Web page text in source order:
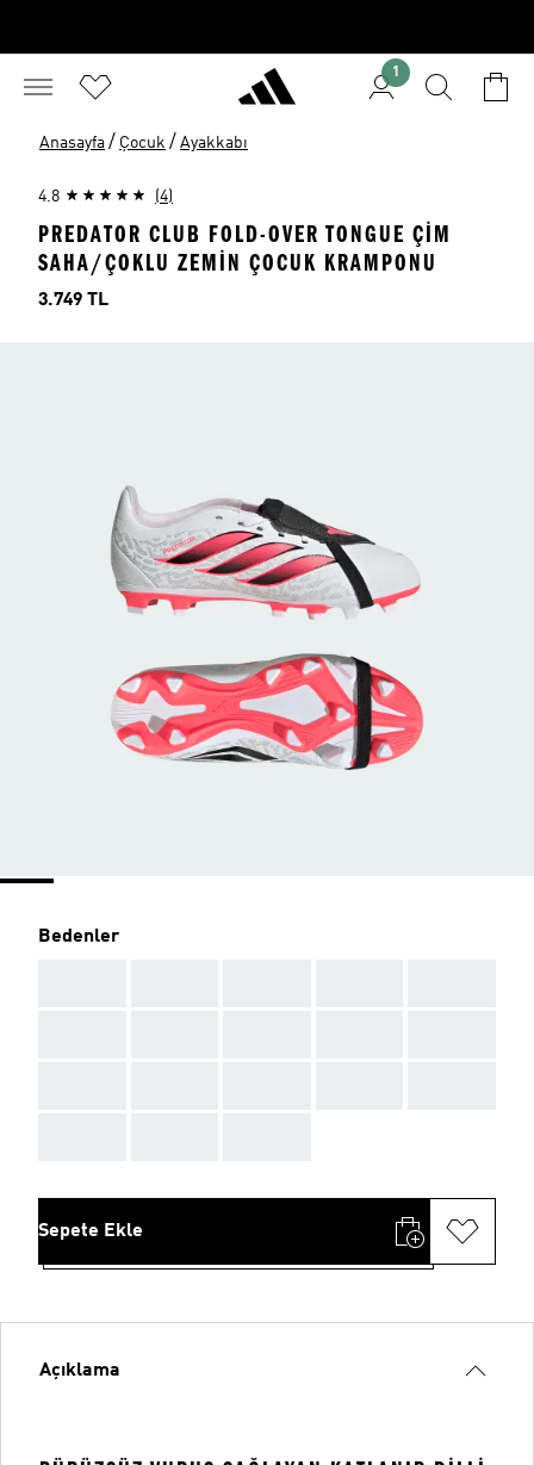
1
Anasayfa / Çocuk / Ayakkabı
4.8 (4)
PREDATOR CLUB FOLD-OVER TONGUE ÇIM
SAHA/ÇOKLU ZEMIN ÇOCUK KRAMPONU
Fiyat
3.749 TL
Bedenler
Sepete Ekle
Açıklama